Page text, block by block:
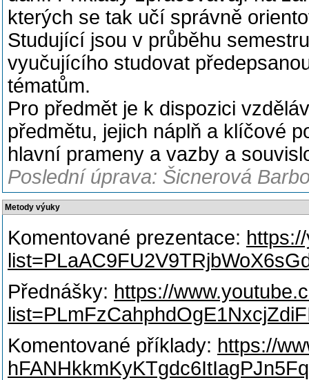
kterých se tak učí správně
Studující jsou v průběhu
vyučujícího studovat
tématům.
Pro předmět je k dispozici
předmětu, jejich náplň a klíčové
hlavní prameny a vazby a
Poslední úprava: Šicnerová
Metody výuky
Komentované prezentace:
Přednášky: https://
Komentované příklady: https://